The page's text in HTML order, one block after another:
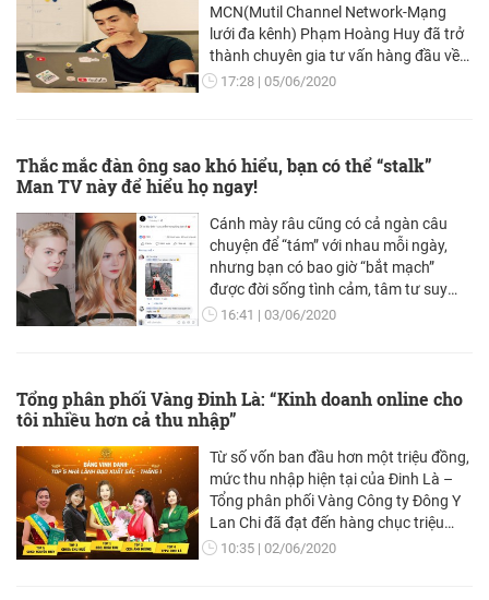
MCN(Mutil Channel Network-Mạng
lưới đa kênh) Phạm Hoàng Huy đã trở
thành chuyên gia tư vấn hàng đầu về
YouTube tại Việt Nam với xuất phát
17:28 05/06/2020
Thắc mắc đàn ông sao khó hiểu, bạn có thể “stalk”
Man TV này để hiểu họ ngay!
Cánh mày râu cũng có cả ngàn câu
chuyện để “tám” với nhau mỗi ngày,
nhưng bạn có bao giờ “bắt mạch”
được đời sống tình cảm, tâm tư suy
nghĩ, xu hướng thời trang của các
16:41 03/06/2020
Tổng phân phối Vàng Đinh Là: “Kinh doanh online cho
tôi nhiều hơn cả thu nhập”
Từ số vốn ban đầu hơn một triệu đồng,
mức thu nhập hiện tại của Đinh Là –
Tổng phân phối Vàng Công ty Đông Y
Lan Chi đã đạt đến hàng chục triệu
đồng mỗi tháng. Với chị, việc kinh
10:35 02/06/2020